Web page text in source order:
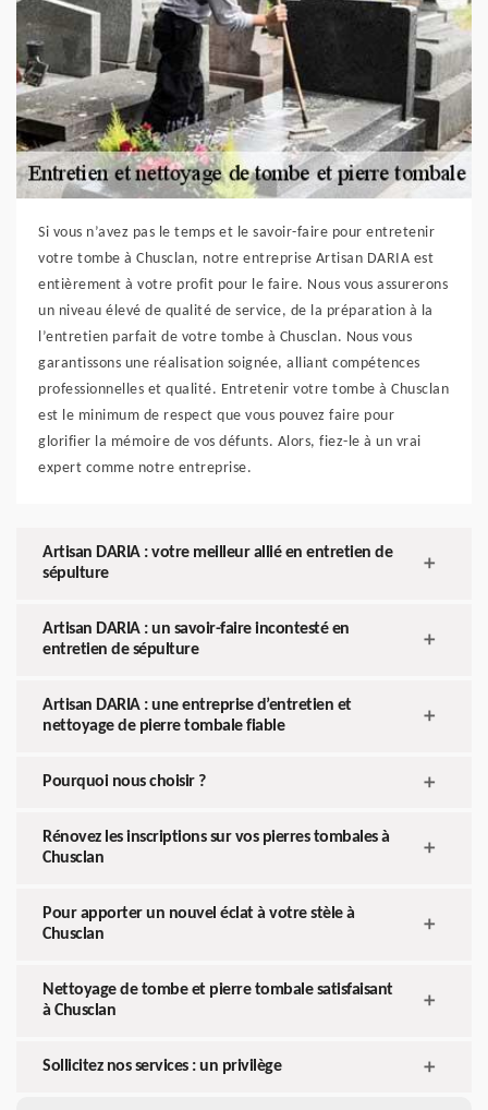
Si vous n’avez pas le temps et le savoir-faire pour entretenir
votre tombe à Chusclan, notre entreprise Artisan DARIA est
entièrement à votre profit pour le faire. Nous vous assurerons
un niveau élevé de qualité de service, de la préparation à la
l’entretien parfait de votre tombe à Chusclan. Nous vous
garantissons une réalisation soignée, alliant compétences
professionnelles et qualité. Entretenir votre tombe à Chusclan
est le minimum de respect que vous pouvez faire pour
glorifier la mémoire de vos défunts. Alors, fiez-le à un vrai
expert comme notre entreprise.
Artisan DARIA : votre meilleur allié en entretien de
sépulture
Artisan DARIA : un savoir-faire incontesté en
entretien de sépulture
Artisan DARIA : une entreprise d’entretien et
nettoyage de pierre tombale fiable
Pourquoi nous choisir ?
Rénovez les inscriptions sur vos pierres tombales à
Chusclan
Pour apporter un nouvel éclat à votre stèle à
Chusclan
Nettoyage de tombe et pierre tombale satisfaisant
à Chusclan
Sollicitez nos services : un privilège